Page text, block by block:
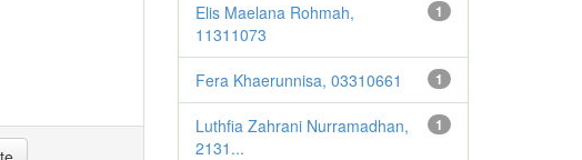
1
Elis Maelana Rohmah,
11311073
1
Fera Khaerunnisa, 03310661
1
Luthfia Zahrani Nurramadhan,
2131...